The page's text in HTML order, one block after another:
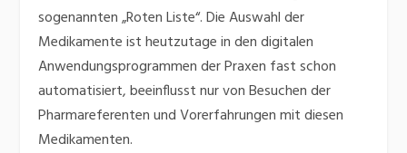
sogenannten „Roten Liste“. Die Auswahl der
Medikamente ist heutzutage in den digitalen
Anwendungsprogrammen der Praxen fast schon
automatisiert, beeinflusst nur von Besuchen der
Pharmareferenten und Vorerfahrungen mit diesen
Medikamenten.